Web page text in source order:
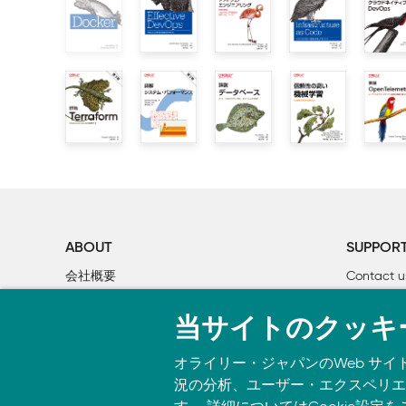
ABOUT
会社概要
Contact
書籍注文
当サイトのクッキ
オライリー・ジャパンのWeb サイ
況の分析、ユーザー・エクスペリ